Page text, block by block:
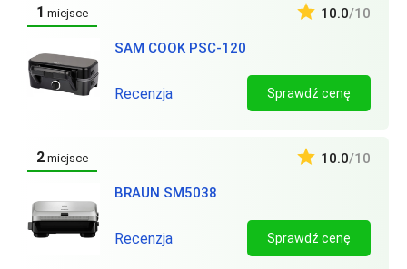
1 miejsce
SAM COOK PSC-120
10.0/10
Recenzja Sprawdź cenę
2 miejsce
BRAUN SM5038
10.0/10
Recenzja Sprawdź cenę